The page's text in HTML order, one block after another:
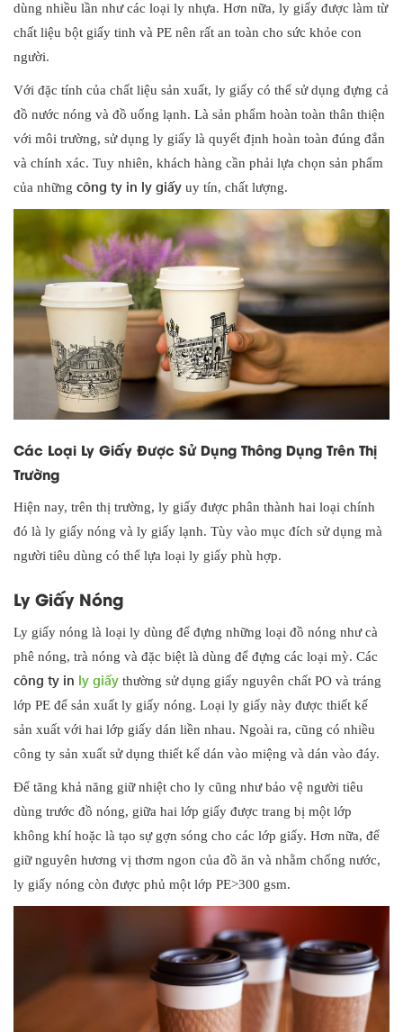
dùng nhiều lần như các loại ly nhựa. Hơn nữa, ly giấy được làm từ
chất liệu bột giấy tinh và PE nên rất an toàn cho sức khỏe con
người.
Với đặc tính của chất liệu sản xuất, ly giấy có thể sử dụng đựng cả
đồ nước nóng và đồ uống lạnh. Là sản phẩm hoàn toàn thân thiện
với môi trường, sử dụng ly giấy là quyết định hoàn toàn đúng đắn
và chính xác. Tuy nhiên, khách hàng cần phải lựa chọn sản phẩm
của những công ty in ly giấy uy tín, chất lượng.
Các Loại Ly Giấy Được Sử Dụng Thông Dụng Trên Thị
Trường
Hiện nay, trên thị trường, ly giấy được phân thành hai loại chính
đó là ly giấy nóng và ly giấy lạnh. Tùy vào mục đích sử dụng mà
người tiêu dùng có thể lựa loại ly giấy phù hợp.
Ly Giấy Nóng
Ly giấy nóng là loại ly dùng để đựng những loại đồ nóng như cà
phê nóng, trà nóng và đặc biệt là dùng để đựng các loại mỳ. Các
công ty in ly giấy thường sử dụng giấy nguyên chất PO và tráng
lớp PE để sản xuất ly giấy nóng. Loại ly giấy này được thiết kế
sản xuất với hai lớp giấy dán liền nhau. Ngoài ra, cũng có nhiều
công ty sản xuất sử dụng thiết kế dán vào miệng và dán vào đáy.
Để tăng khả năng giữ nhiệt cho ly cũng như bảo vệ người tiêu
dùng trước đồ nóng, giữa hai lớp giấy được trang bị một lớp
không khí hoặc là tạo sự gợn sóng cho các lớp giấy. Hơn nữa, để
giữ nguyên hương vị thơm ngon của đồ ăn và nhằm chống nước,
ly giấy nóng còn được phủ một lớp PE>300 gsm.